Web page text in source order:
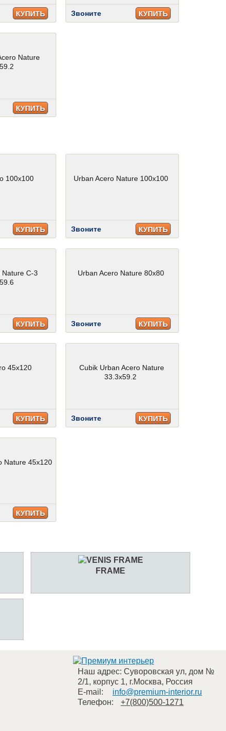
КУПИТЬ Звоните КУПИТЬ
Nature
КУПИТЬ
100x100
КУПИТЬ
Urban Acero Nature 100x100
Звоните КУПИТЬ
Nature C-3
КУПИТЬ
Urban Acero Nature 80x80
Звоните КУПИТЬ
45x120
КУПИТЬ
Cubik Urban Acero Nature
33.3x59.2
Звоните КУПИТЬ
Nature 45x120
КУПИТЬ
FRAME
Наш адрес: Суворовская ул, дом №
2/1, корпус 1, г.Москва, Россия
E-mail:
info@premium-interior.ru
Телефон:
+7(800)500-1271